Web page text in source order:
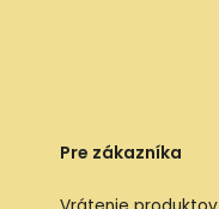
Pre zákazníka